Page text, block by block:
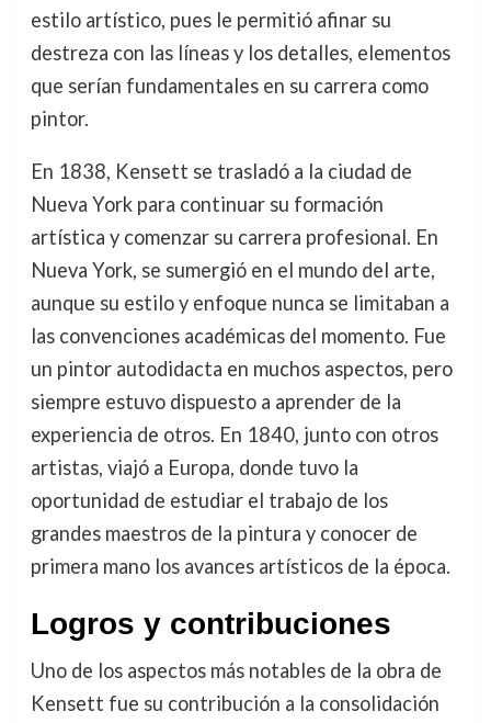
estilo artístico, pues le permitió afinar su
destreza con las líneas y los detalles, elementos
que serían fundamentales en su carrera como
pintor.
En 1838, Kensett se trasladó a la ciudad de
Nueva York para continuar su formación
artística y comenzar su carrera profesional. En
Nueva York, se sumergió en el mundo del arte,
aunque su estilo y enfoque nunca se limitaban a
las convenciones académicas del momento. Fue
un pintor autodidacta en muchos aspectos, pero
siempre estuvo dispuesto a aprender de la
experiencia de otros. En 1840, junto con otros
artistas, viajó a Europa, donde tuvo la
oportunidad de estudiar el trabajo de los
grandes maestros de la pintura y conocer de
primera mano los avances artísticos de la época.
Logros y contribuciones
Uno de los aspectos más notables de la obra de
Kensett fue su contribución a la consolidación